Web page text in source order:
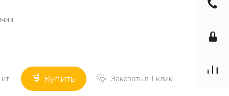
шт. Купить Заказать в 1 клик